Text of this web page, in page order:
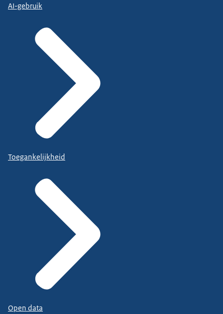
AI-gebruik
Toegankelijkheid
Open data